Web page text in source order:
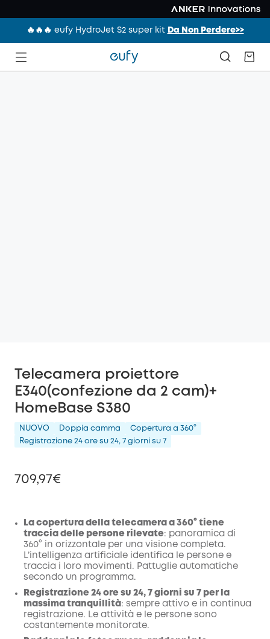
🔥🔥🔥 eufy HydroJet S2 super kit Da Non Perdere>>
Telecamera proiettore
E340(confezione da 2 cam)+
HomeBase S380
NUOVO Doppia camma
Copertura a 360°
Registrazione 24 ore su 24, 7 giorni su 7
709,97€
di sconto
Codice:
COPIA
La copertura della telecamera a 360° tiene
traccia delle persone rilevate: panoramica di
360° in orizzontale per una visione completa.
L’intelligenza artificiale identifica le persone e
traccia i loro movimenti. Pattuglie automatiche
secondo un programma.
Registrazione 24 ore su 24, 7 giorni su 7 per la
massima tranquillità : sempre attivo e in continua
registrazione. Le attività e le persone sono
costantemente monitorate.